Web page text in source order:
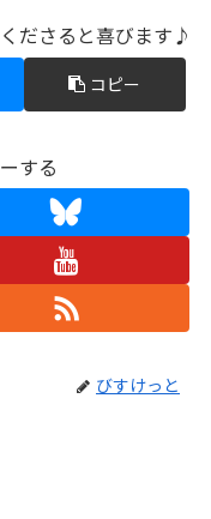
ださると喜びます♪
コピー
する
びすけっと